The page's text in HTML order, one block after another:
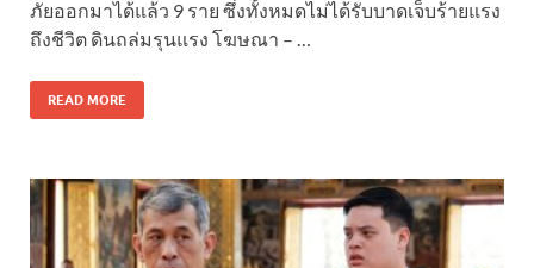
ภัยออกมาได้แล้ว 9 ราย ซึ่งทั้งหมดไม่ได้รับบาดเจ็บร้ายแรง
ถึงชีวิต ดินถล่มรุนแรง โฆษณา – …
READ MORE